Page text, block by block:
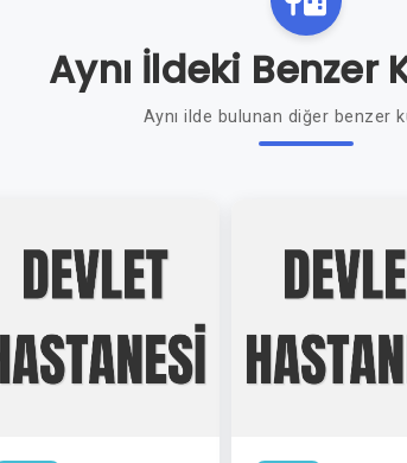
Aynı İldeki Benzer
Aynı ilde bulunan diğer benzer